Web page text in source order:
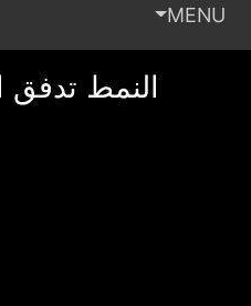
MENU
AIR BTF
النمط تدفق